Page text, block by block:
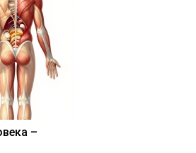
–